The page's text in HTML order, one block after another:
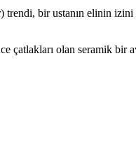
bir ustanın elinin
çatlakları olan seramik